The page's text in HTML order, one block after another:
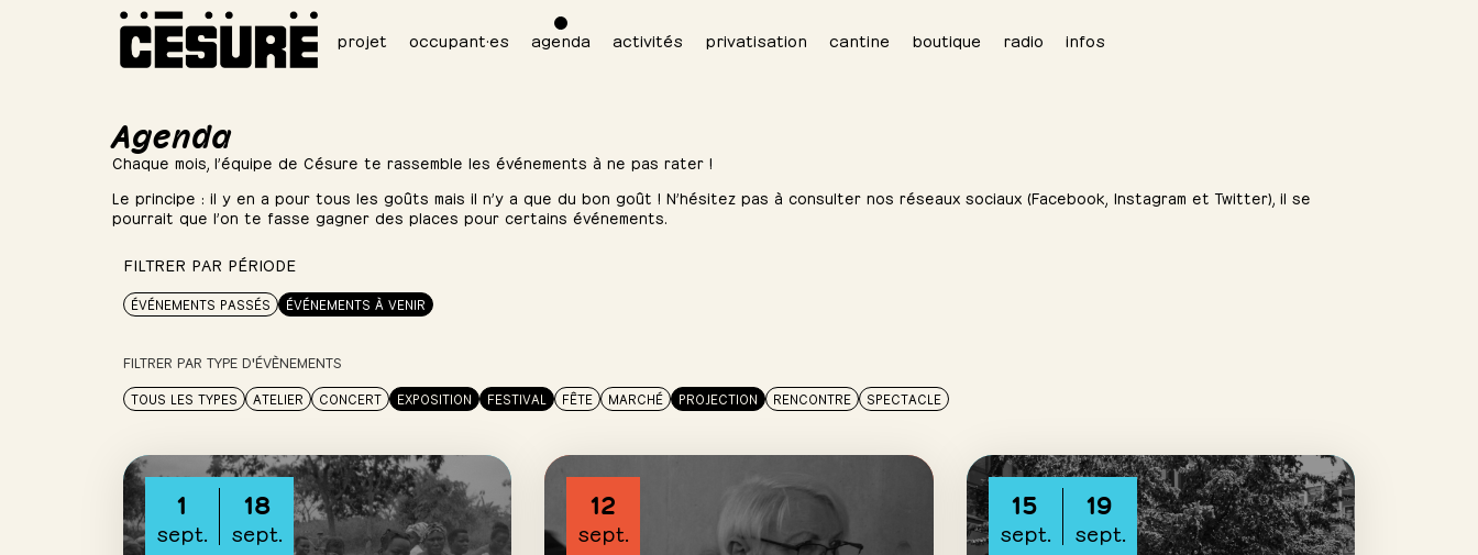
projet occupant·es agenda activités privatisation cantine boutique radio infos
Agenda
Chaque mois, l’équipe de Césure te rassemble les événements à ne pas rater !
Le principe : il y en a pour tous les goûts mais il n’y a que du bon goût ! N’hésitez pas à consulter nos réseaux sociaux (Facebook, Instagram et Twitter), il se
pourrait que l’on te fasse gagner des places pour certains événements.
FILTRER PAR PÉRIODE
ÉVÉNEMENTS PASSÉS ÉVÉNEMENTS À VENIR
FILTRER PAR TYPE D'ÉVÈNEMENTS
TOUS LES TYPES ATELIER CONCERT EXPOSITION FESTIVAL FÊTE MARCHÉ PROJECTION RENCONTRE SPECTACLE
1
sept.
18
sept.
12
sept.
15
sept.
19
sept.